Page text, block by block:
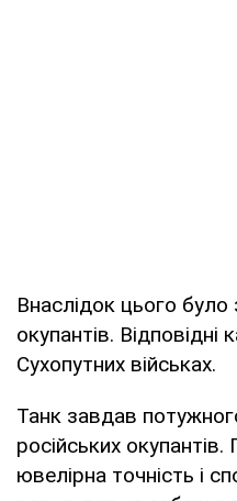
Внаслідок цього
окупантів. Відповідні
Сухопутних військах.
Танк завдав
російських
ювелірна точність і